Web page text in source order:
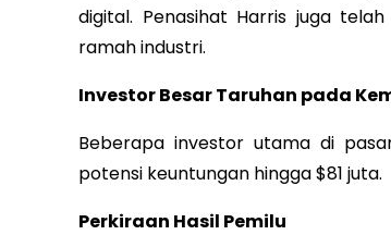
digital. Penasihat Harris juga
ramah industri.
Investor Besar Taruhan pada
Beberapa investor utama di
potensi keuntungan hingga $81 juta.
Perkiraan Hasil Pemilu